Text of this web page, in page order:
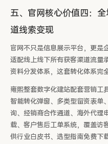
五、官网核心价值四：
道线索变现
官网不只是信息展示平台，更是
适配线上线下所有获客渠道流量
资料分发体系，这套转化体系完
雍熙整套数字化建站配套营销
智能转化弹窗、多类型留资表单
询、经销商合作通道、海外代理
载、客户售后工单系统，覆盖访
供行业白皮书、选型指南免费下